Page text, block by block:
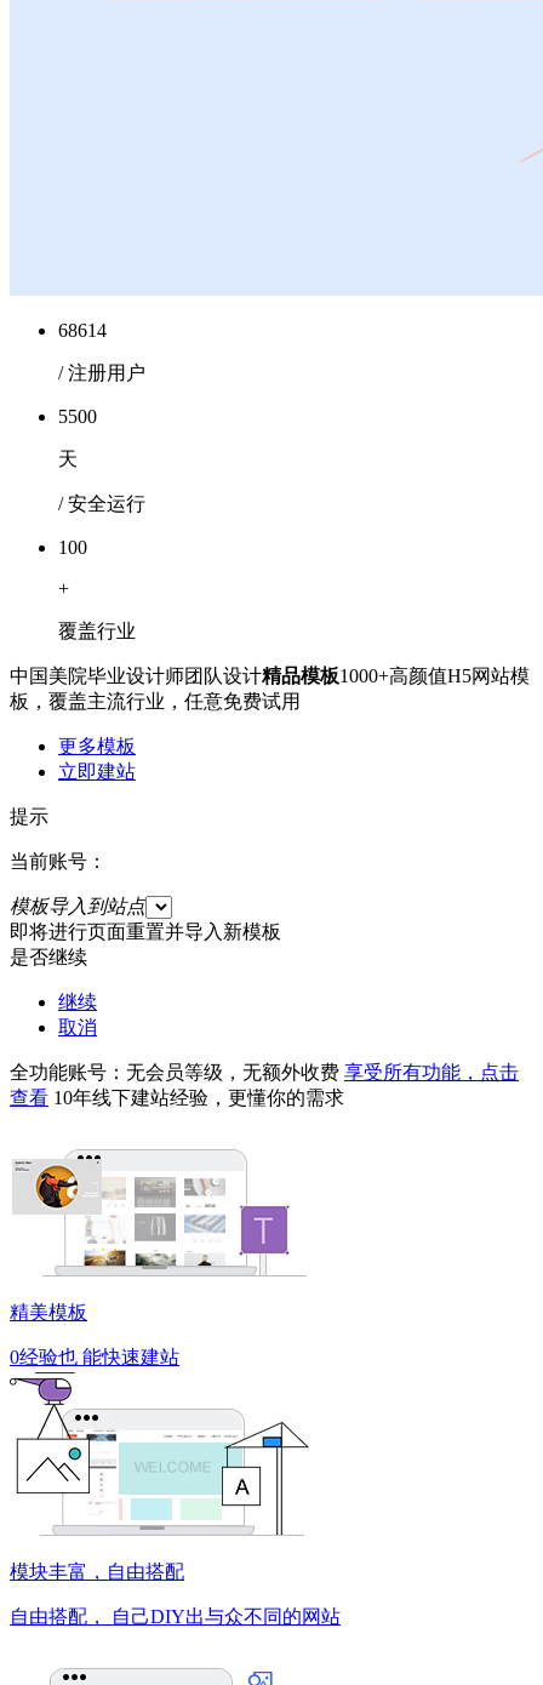
68614
/ 注册用户
5500
天
/ 安全运行
100
+
覆盖行业
中国美院毕业设计师团队设计精品模板1000+高颜值H5网站模
板，覆盖主流行业，任意免费试用
更多模板
立即建站
提示
当前账号：
模板导入到站点
即将进行页面重置并导入新模板
是否继续
继续
取消
全功能账号：无会员等级，无额外收费 享受所有功能，点击
查看 10年线下建站经验，更懂你的需求
精美模板
0经验也 能快速建站
模块丰富，自由搭配
自由搭配， 自己DIY出与众不同的网站